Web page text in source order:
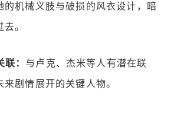
的机械义肢与破损的风衣设计，暗
。
联： 与卢克、杰米等人有潜在联
来剧情展开的关键人物。